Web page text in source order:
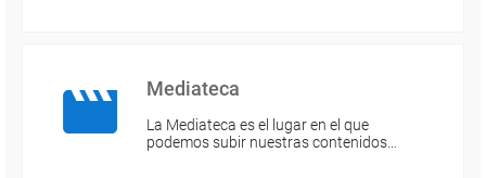
Mediateca
La Mediateca es el lugar en el que
podemos subir nuestras contenidos…